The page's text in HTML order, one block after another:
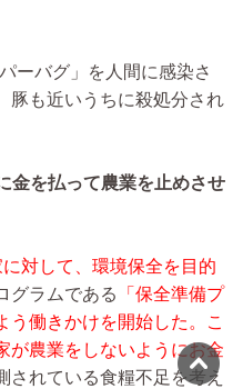
ーバグ」を人間に感染さ
豚も近いうちに殺処分され
金を払って農業を止めさせ
対して、環境保全を目的
グラムである
「保全準備プ
う働きかけを開始した。こ
が農業をしないようにお金
されている食糧不足を考え